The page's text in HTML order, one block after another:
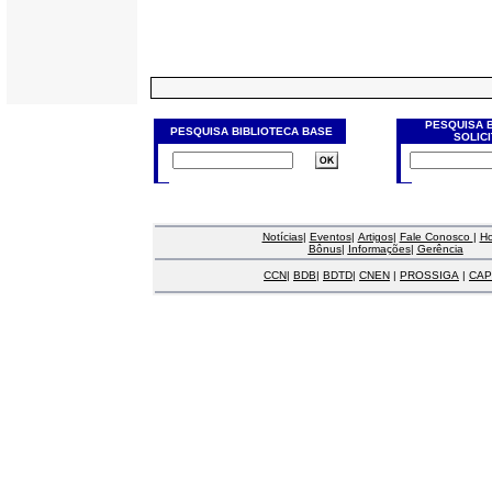
PESQUISA BIBLIOTECA BASE
PESQUISA
Notícias| Eventos| Artigos| Fale Conosco |
Bônus| Informações| Gerência
CCN| BDB| BDTD| CNEN | PROSSIGA |